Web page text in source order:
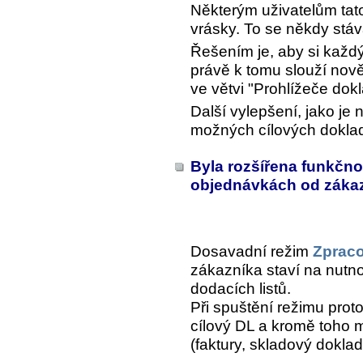
Některým uživatelům
vrásky. To se někdy
Řešením je, aby si
právě k tomu slouží
ve větvi "Prohlížeče
Další vylepšení, jako je
možných cílových
Byla rozšířena
objednávkách od
Dosavadní režim
zákazníka staví na
dodacích listů.
Při spuštění režimu
cílový DL a kromě toho
(faktury, skladový